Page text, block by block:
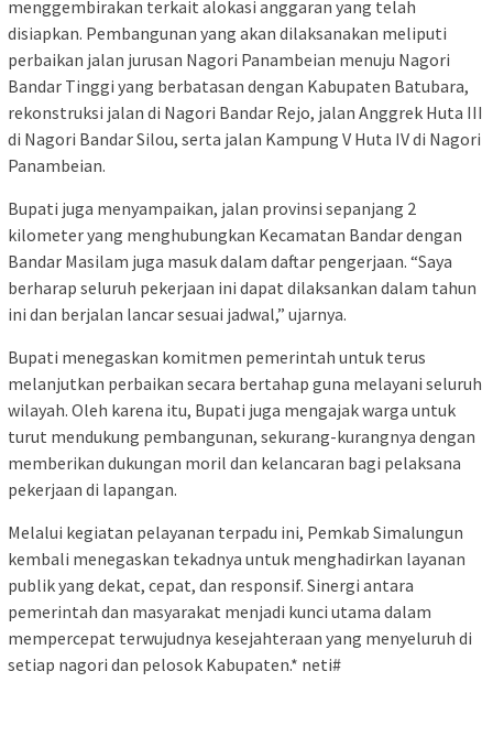
menggembirakan terkait alokasi anggaran yang telah
disiapkan. Pembangunan yang akan dilaksanakan meliputi
perbaikan jalan jurusan Nagori Panambeian menuju Nagori
Bandar Tinggi yang berbatasan dengan Kabupaten Batubara,
rekonstruksi jalan di Nagori Bandar Rejo, jalan Anggrek Huta III
di Nagori Bandar Silou, serta jalan Kampung V Huta IV di Nagori
Panambeian.
Bupati juga menyampaikan, jalan provinsi sepanjang 2
kilometer yang menghubungkan Kecamatan Bandar dengan
Bandar Masilam juga masuk dalam daftar pengerjaan. “Saya
berharap seluruh pekerjaan ini dapat dilaksankan dalam tahun
ini dan berjalan lancar sesuai jadwal,” ujarnya.
Bupati menegaskan komitmen pemerintah untuk terus
melanjutkan perbaikan secara bertahap guna melayani seluruh
wilayah. Oleh karena itu, Bupati juga mengajak warga untuk
turut mendukung pembangunan, sekurang-kurangnya dengan
memberikan dukungan moril dan kelancaran bagi pelaksana
pekerjaan di lapangan.
Melalui kegiatan pelayanan terpadu ini, Pemkab Simalungun
kembali menegaskan tekadnya untuk menghadirkan layanan
publik yang dekat, cepat, dan responsif. Sinergi antara
pemerintah dan masyarakat menjadi kunci utama dalam
mempercepat terwujudnya kesejahteraan yang menyeluruh di
setiap nagori dan pelosok Kabupaten.* neti#